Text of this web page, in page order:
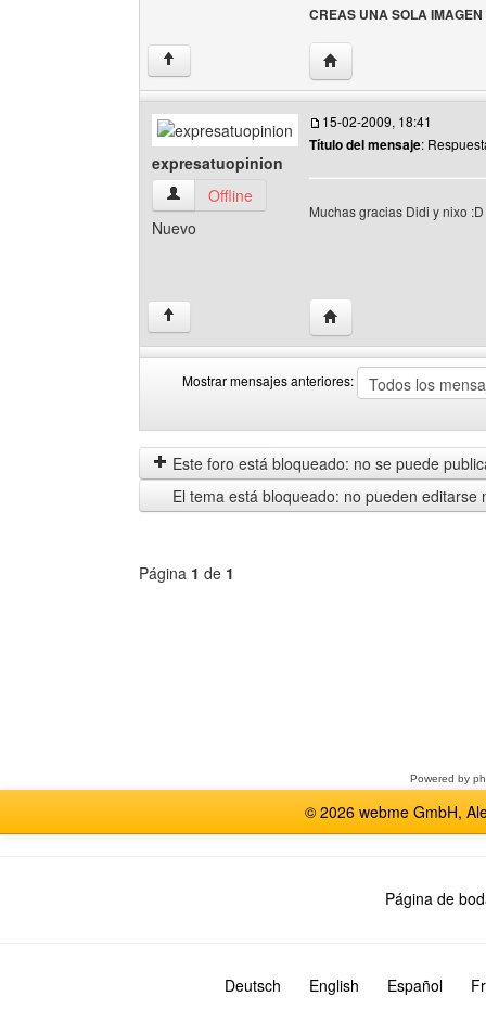
CREAS UNA SOLA
↑ Visitar sitio web del
expresatuopinion
expresatuopinion Ver perfil del usuario
Offline
Nuevo
15-02-2009, 18:41
Título del mensaje:
Muchas gracias Didi y nixo :D
↑ Visitar sitio web del
Mostrar mensajes anteriores:
mensajes
anteriores
by
Este foro está bloqueado: no se puede
El tema está bloqueado: no pueden editarse
Página 1 de 1
Powered by
© 2026 webme GmbH,
Página de
Deutsch English Español